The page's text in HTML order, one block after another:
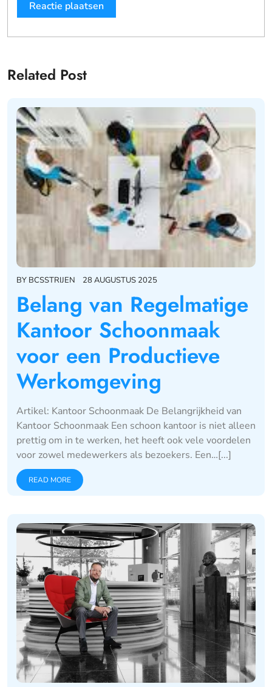
Related Post
BY BCSSTRIJEN 28 AUGUSTUS 2025
Belang van Regelmatige
Kantoor Schoonmaak
voor een Productieve
Werkomgeving
Artikel: Kantoor Schoonmaak De Belangrijkheid van
Kantoor Schoonmaak Een schoon kantoor is niet alleen
prettig om in te werken, het heeft ook vele voordelen
voor zowel medewerkers als bezoekers. Een…[...]
READ MORE